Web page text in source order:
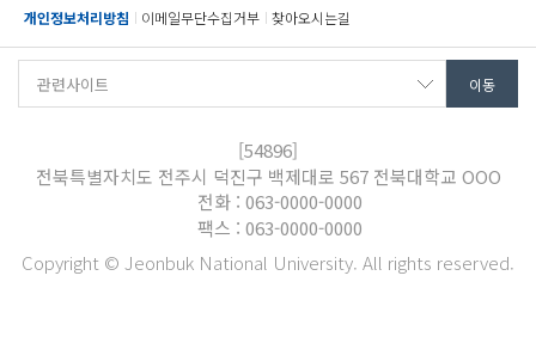
개인정보처리방침 이메일무단수집거부 찾아오시는길
[54896]
전북특별자치도 전주시 덕진구 백제대로 567 전북대학교 OOO
전화 : 063-0000-0000
팩스 : 063-0000-0000
Copyright © Jeonbuk National University. All rights reserved.